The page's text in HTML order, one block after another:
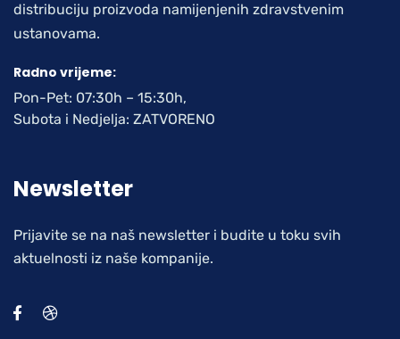
distribuciju proizvoda namijenjenih zdravstvenim
ustanovama.
Radno vrijeme:
Pon-Pet: 07:30h – 15:30h,
Subota i Nedjelja: ZATVORENO
Newsletter
Prijavite se na naš newsletter i budite u toku svih
aktuelnosti iz naše kompanije.